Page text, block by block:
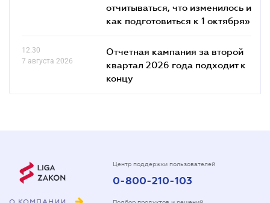
отчитываться, что изменилось и
как подготовиться к 1 октября»
12.30
7 августа 2026
Отчетная кампания за второй
квартал 2026 года подходит к
концу
Центр поддержки пользователей
0-800-210-103